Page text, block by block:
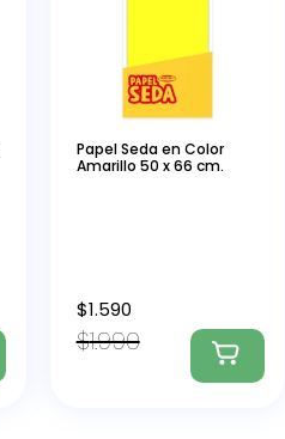
Papel Seda en Color
Amarillo 50 x 66 cm.
$1.990
$1.590